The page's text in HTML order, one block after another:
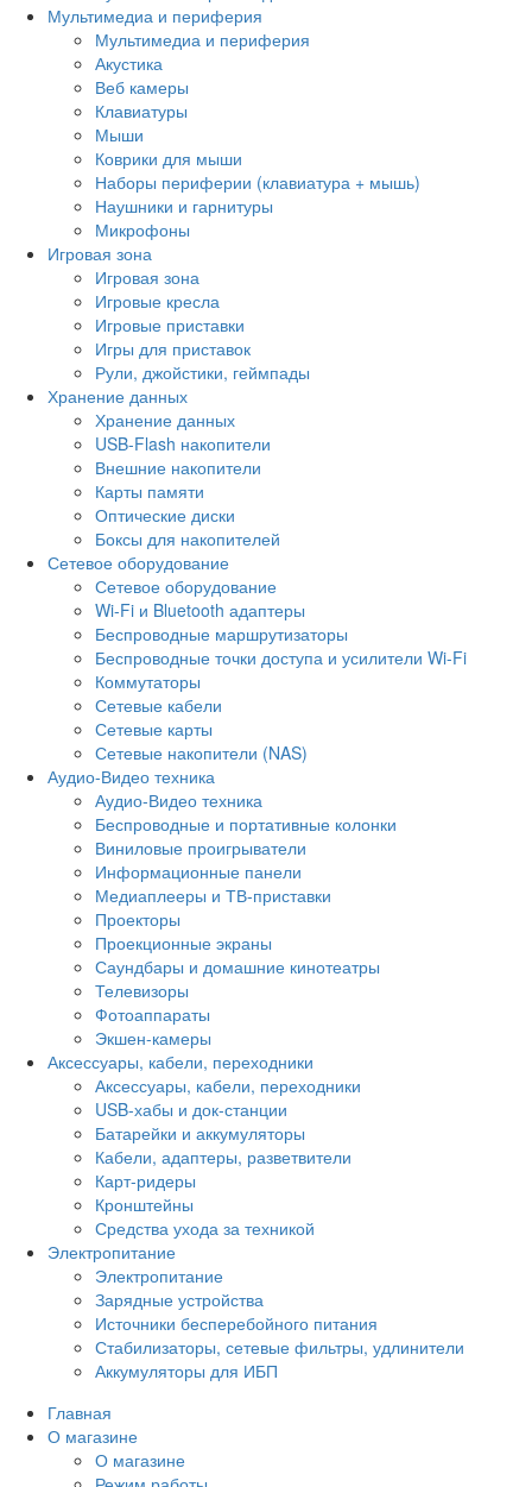
Мультимедиа и периферия
Мультимедиа и периферия
Акустика
Веб камеры
Клавиатуры
Мыши
Коврики для мыши
Наборы периферии (клавиатура + мышь)
Наушники и гарнитуры
Микрофоны
Игровая зона
Игровая зона
Игровые кресла
Игровые приставки
Игры для приставок
Рули, джойстики, геймпады
Хранение данных
Хранение данных
USB-Flash накопители
Внешние накопители
Карты памяти
Оптические диски
Боксы для накопителей
Сетевое оборудование
Сетевое оборудование
Wi-Fi и Bluetooth адаптеры
Беспроводные маршрутизаторы
Беспроводные точки доступа и усилители Wi-Fi
Коммутаторы
Сетевые кабели
Сетевые карты
Сетевые накопители (NAS)
Аудио-Видео техника
Аудио-Видео техника
Беспроводные и портативные колонки
Виниловые проигрыватели
Информационные панели
Медиаплееры и ТВ-приставки
Проекторы
Проекционные экраны
Саундбары и домашние кинотеатры
Телевизоры
Фотоаппараты
Экшен-камеры
Аксессуары, кабели, переходники
Аксессуары, кабели, переходники
USB-хабы и док-станции
Батарейки и аккумуляторы
Кабели, адаптеры, разветвители
Карт-ридеры
Кронштейны
Средства ухода за техникой
Электропитание
Электропитание
Зарядные устройства
Источники бесперебойного питания
Стабилизаторы, сетевые фильтры, удлинители
Аккумуляторы для ИБП
Главная
О магазине
О магазине